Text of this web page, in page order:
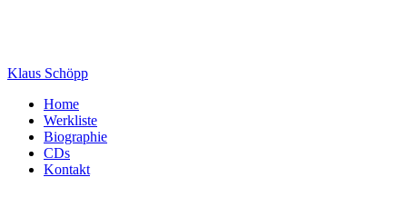
Klaus Schöpp
search
Menu
Home
Werkliste
Biographie
CDs
Kontakt